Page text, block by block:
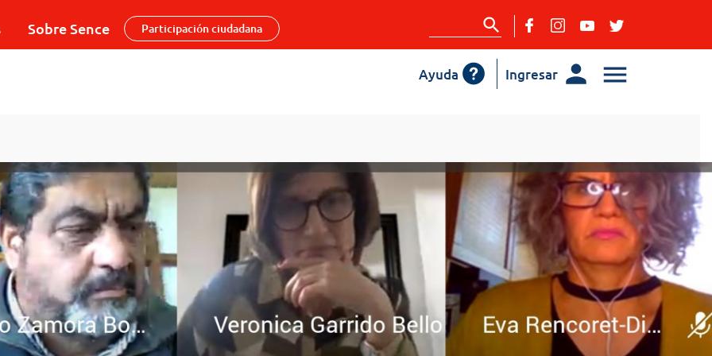
Sobre Sence Participación ciudadana
Ingresar
Ayuda